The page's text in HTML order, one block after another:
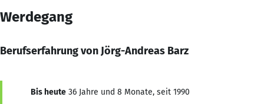
Werdegang
Berufserfahrung von Jörg-Andreas Barz
Bis heute 36 Jahre und 8 Monate, seit 1990